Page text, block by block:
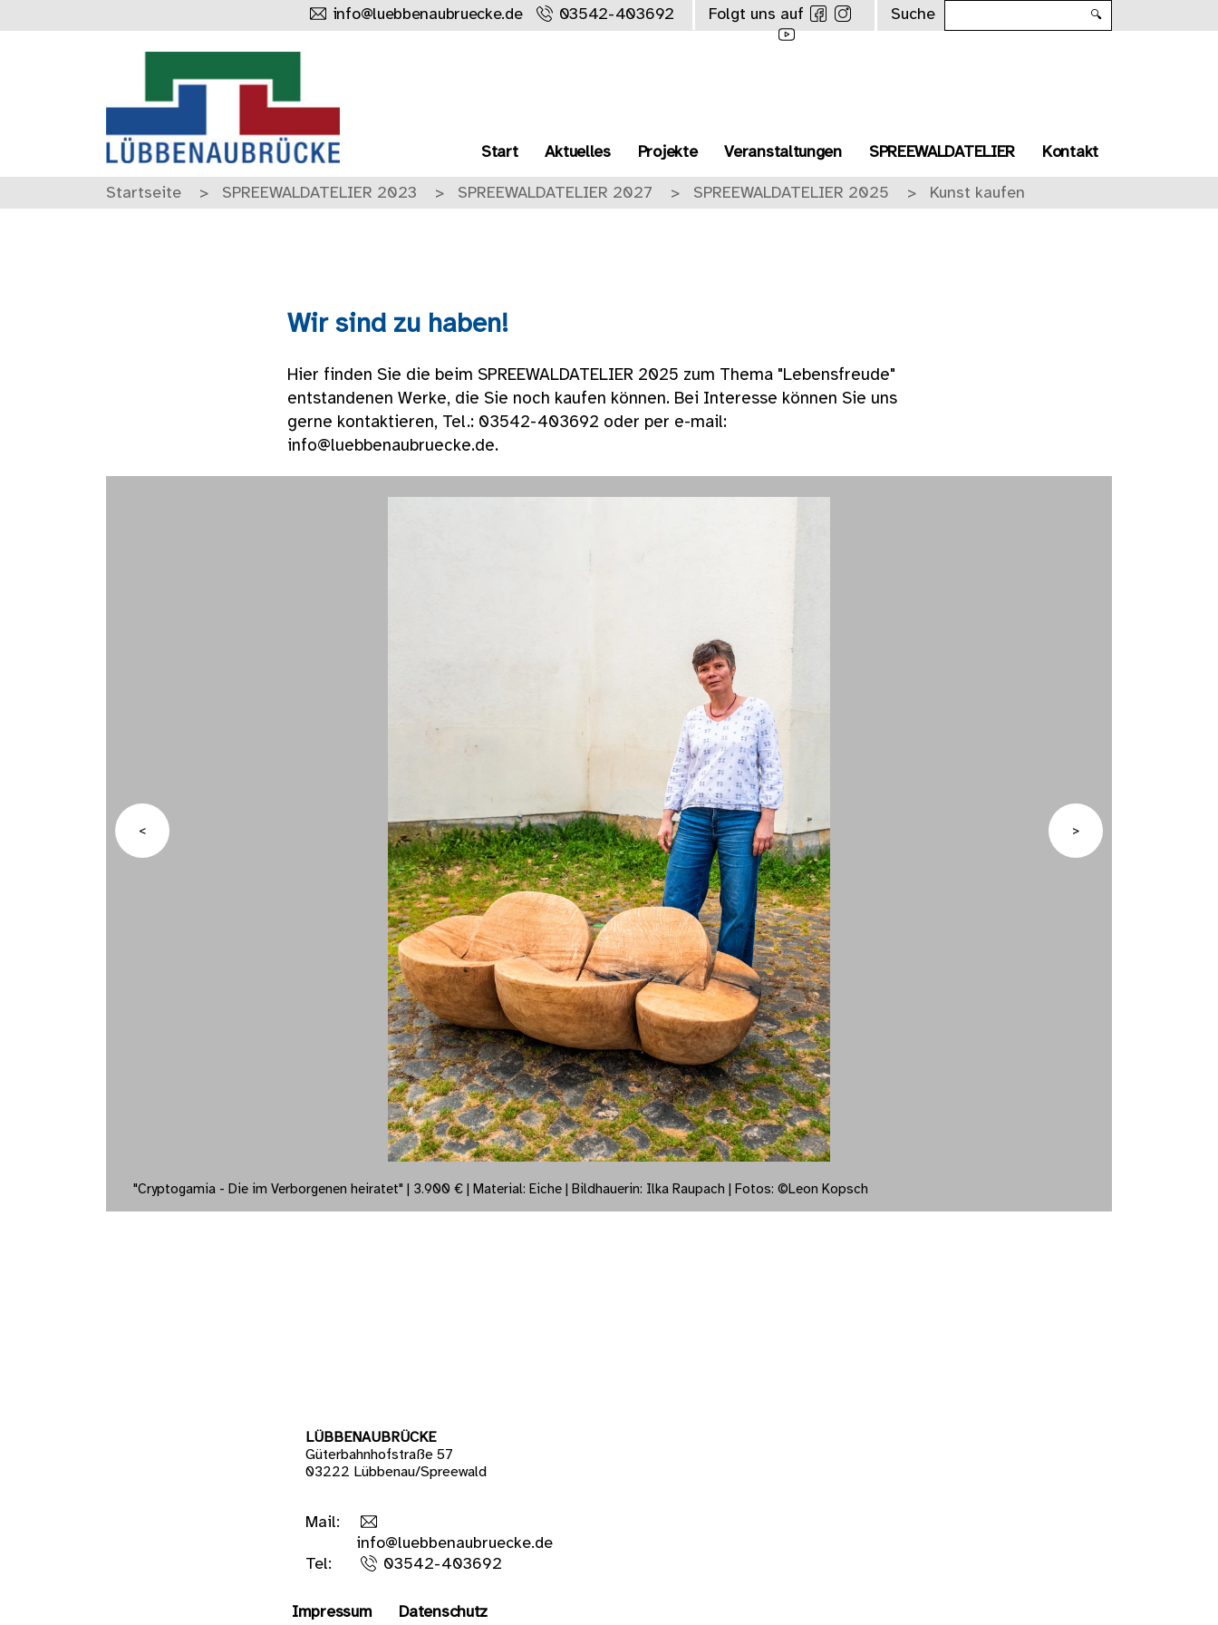
info@luebbenaubruecke.de 03542-403692 Folgt uns auf Suche 🔍
Start Aktuelles Projekte Veranstaltungen SPREEWALDATELIER Kontakt
Startseite SPREEWALDATELIER 2023 SPREEWALDATELIER 2027 SPREEWALDATELIER 2025 Kunst kaufen
Wir sind zu haben!
Hier finden Sie die beim SPREEWALDATELIER 2025 zum Thema "Lebensfreude"
entstandenen Werke, die Sie noch kaufen können. Bei Interesse können Sie uns
gerne kontaktieren, Tel.: 03542-403692 oder per e-mail:
info@luebbenaubruecke.de.
< >
"Cryptogamia - Die im Verborgenen heiratet" | 3.900 € | Material: Eiche | Bildhauerin: Ilka Raupach | Fotos: ©Leon Kopsch
LÜBBENAUBRÜCKE
Güterbahnhofstraße 57
03222 Lübbenau/Spreewald
Mail:
info@luebbenaubruecke.de
Tel:
03542-403692
Impressum Datenschutz